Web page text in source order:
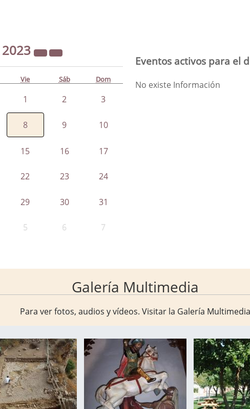
2023
Vie Sáb Dom
1 2 3
8 9 10
15 16 17
22 23 24
29 30 31
5 6 7
Eventos activos para el
No existe Información
Galería Multimedia
Para ver fotos, audios y vídeos. Visitar la Galería Multimedia